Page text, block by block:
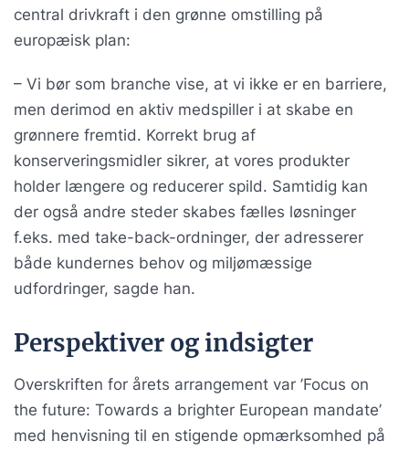
central drivkraft i den grønne omstilling på
europæisk plan:
– Vi bør som branche vise, at vi ikke er en barriere,
men derimod en aktiv medspiller i at skabe en
grønnere fremtid. Korrekt brug af
konserveringsmidler sikrer, at vores produkter
holder længere og reducerer spild. Samtidig kan
der også andre steder skabes fælles løsninger
f.eks. med take-back-ordninger, der adresserer
både kundernes behov og miljømæssige
udfordringer, sagde han.
Perspektiver og indsigter
Overskriften for årets arrangement var ’Focus on
the future: Towards a brighter European mandate’
med henvisning til en stigende opmærksomhed på